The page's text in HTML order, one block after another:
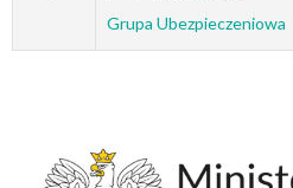
Grupa Ubezpieczeniowa